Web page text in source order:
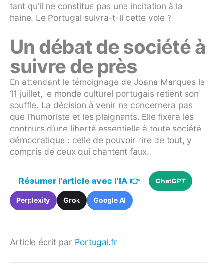
tant qu’il ne constitue pas une incitation à la
haine. Le Portugal suivra-t-il cette voie ?
Un débat de société à
suivre de près
En attendant le témoignage de Joana Marques le
11 juillet, le monde culturel portugais retient son
souffle. La décision à venir ne concernera pas
que l’humoriste et les plaignants. Elle fixera les
contours d’une liberté essentielle à toute société
démocratique : celle de pouvoir rire de tout, y
compris de ceux qui chantent faux.
Résumer l'article avec l'IA 👉 ChatGPT
Perplexity Grok Google AI
Article écrit par Portugal.fr